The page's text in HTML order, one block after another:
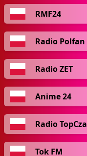
RMF24
Radio Polfan
Radio ZET
Anime 24
Radio
Tok FM